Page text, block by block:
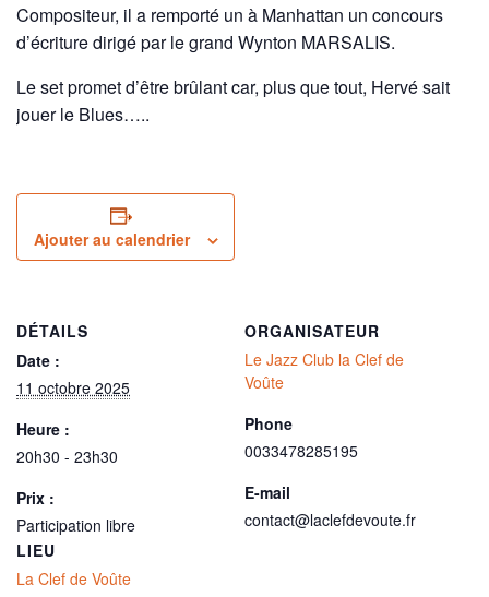
Compositeur, il a remporté un à Manhattan un concours
d’écriture dirigé par le grand Wynton MARSALIS.
Le set promet d’être brûlant car, plus que tout, Hervé sait
jouer le Blues…..
Ajouter au calendrier
DÉTAILS
Date :
11 octobre 2025
Heure :
20h30 - 23h30
Prix :
Participation libre
LIEU
La Clef de Voûte
ORGANISATEUR
Le Jazz Club la Clef de
Voûte
Phone
0033478285195
E-mail
contact@laclefdevoute.fr